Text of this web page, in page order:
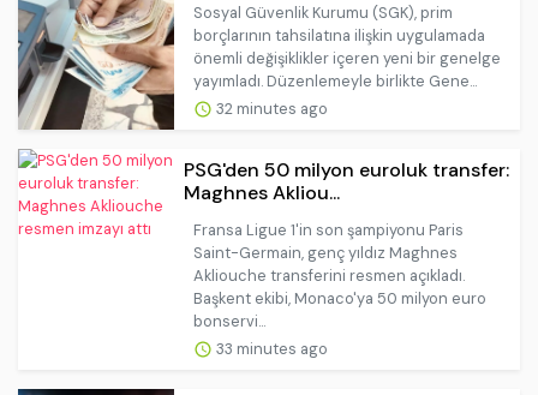
Sosyal Güvenlik Kurumu (SGK), prim
borçlarının tahsilatına ilişkin uygulamada
önemli değişiklikler içeren yeni bir genelge
yayımladı. Düzenlemeyle birlikte Gene...
32 minutes ago
PSG'den 50 milyon euroluk transfer:
Maghnes Akliou...
Fransa Ligue 1'in son şampiyonu Paris
Saint-Germain, genç yıldız Maghnes
Akliouche transferini resmen açıkladı.
Başkent ekibi, Monaco'ya 50 milyon euro
bonservi...
33 minutes ago